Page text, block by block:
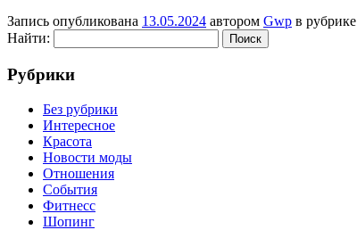
Запись опубликована 13.05.2024 автором Gwp в рубрике
Найти:
Рубрики
Без рубрики
Интересное
Красота
Новости моды
Отношения
События
Фитнесс
Шопинг